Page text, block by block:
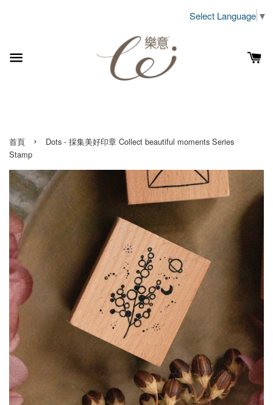
Select Language ▼
首頁 ›
Dots - 採集美好印章 Collect beautiful moments Series
Stamp